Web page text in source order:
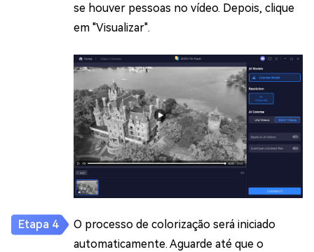
se houver pessoas no vídeo. Depois, clique
em "Visualizar".
O processo de colorização será iniciado
automaticamente. Aguarde até que o